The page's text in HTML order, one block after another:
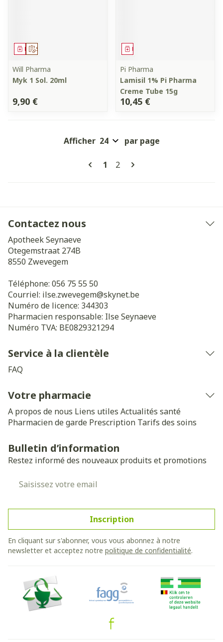
Sur prescription
Médicament
Will Pharma
Myk 1 Sol. 20ml
9,90 €
Médicament
Pi Pharma
Lamisil 1% Pi Pharma
Creme Tube 15g
10,45 €
Pages
Vous lisez actuellement la
1 Page
2
Afficher par page
Contactez nous
Apotheek Seynaeve
Otegemstraat 274B
8550 Zwevegem
Téléphone: 056 75 55 50
Courriel: ilse.zwevegem@skynet.be
Numéro de licence: 344303
Pharmacien responsable: Ilse Seynaeve
Numéro TVA: BE0829321294
Service à la clientèle
FAQ
Votre pharmacie
A propos de nous Liens utiles Actualités santé
Pharmacien de garde Prescription Tarifs des soins
Bulletin d’information
Restez informé des nouveaux produits et promotions
Inscription
En cliquant sur s'abonner, vous vous abonnez à notre
newsletter et acceptez notre politique de confidentialité.